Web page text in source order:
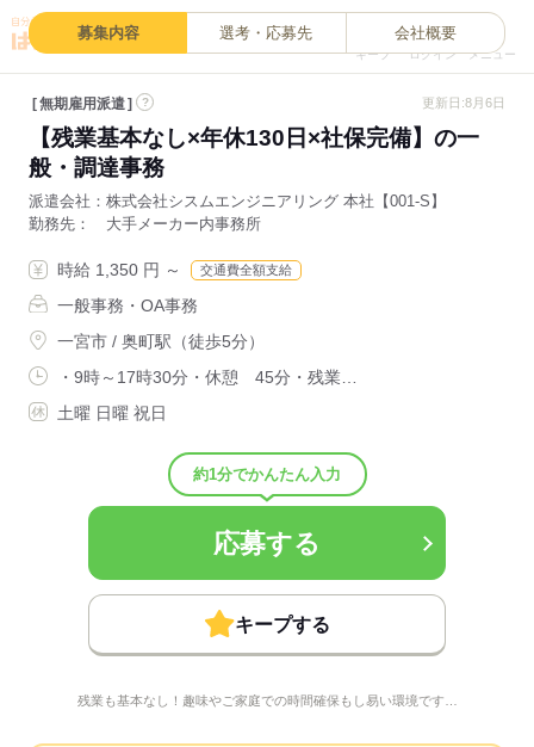
キープ ログイン メニュー
募集内容 選考・応募先 会社概要
無期雇用派遣 ? 更新日:8月6日
【残業基本なし×年休130日×社保完備】の一
般・調達事務
派遣会社
株式会社シスムエンジニアリング 本社【001-S】
勤務先
大手メーカー内事務所
時給 1,350 円 ～ 交通費全額支給
一般事務・OA事務
一宮市 / 奥町駅（徒歩5分）
・9時～17時30分・休憩 45分・残業…
土曜 日曜 祝日
約1分でかんたん入力
応募する
キープする
残業も基本なし！趣味やご家庭での時間確保もし易い環境です…